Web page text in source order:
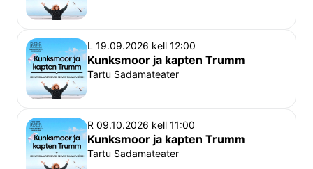
Sobib teatrivaatajale alates 5. eluaastast. Ülemist
Kuni 3-aastased (k.a.) lapsed saavad etendusele
sülepiletiga (sülepilet kehtib ainult koos
tavapiletiga).
Alates neljandast eluaastast
soodustus.
Head vaatajad,
L 19.09.2026 kell 12:00
Kunksmoor ja kapten Trumm
Tartu Sadamateater
R 09.10.2026 kell 11:00
Kunksmoor ja kapten Trumm
Tartu Sadamateater